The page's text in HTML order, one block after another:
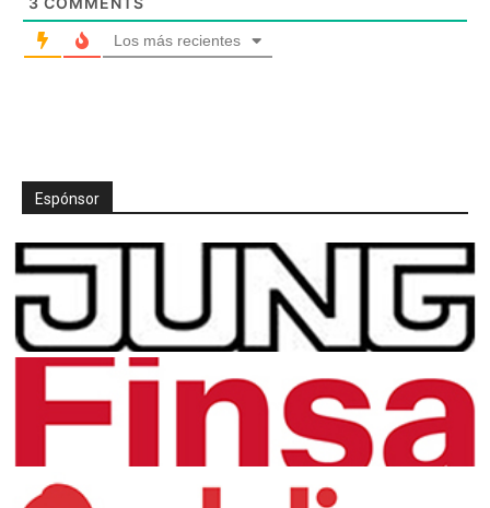
Los más recientes
Espónsor